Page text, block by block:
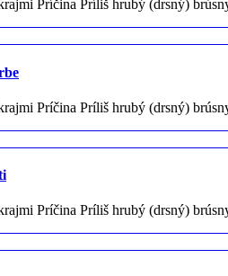
Príčina Príliš hrubý (drsný)
Príčina Príliš hrubý (drsný)
Príčina Príliš hrubý (drsný)